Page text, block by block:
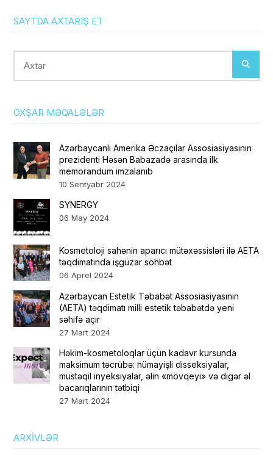
SAYTDA AXTARIŞ ET
OXŞAR MƏQALƏLƏR
Azərbaycanlı Amerika Əczaçılar Assosiasiyasının
prezidenti Həsən Babazadə arasında ilk
memorandum imzalanıb
10 Sentyabr 2024
SYNERGY
06 May 2024
Kosmetoloji sahənin aparıcı mütəxəssisləri ilə AETA
təqdimatında işgüzar söhbət
06 Aprel 2024
Azərbaycan Estetik Təbabət Assosiasiyasının
(AETA) təqdimatı milli estetik təbabətdə yeni
səhifə açır
27 Mart 2024
Həkim-kosmetoloqlar üçün kadavr kursunda
maksimum təcrübə: nümayişli disseksiyalar,
müstəqil inyeksiyalar, əlin «mövqeyi» və digər əl
bacarıqlarının tətbiqi
27 Mart 2024
ARXIVLƏR